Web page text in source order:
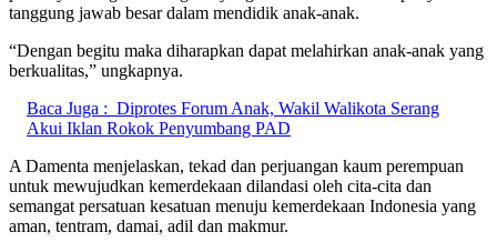
tanggung jawab besar dalam mendidik anak-anak.
“Dengan begitu maka diharapkan dapat melahirkan anak-anak yang
berkualitas,” ungkapnya.
Baca Juga : Diprotes Forum Anak, Wakil Walikota Serang
Akui Iklan Rokok Penyumbang PAD
A Damenta menjelaskan, tekad dan perjuangan kaum perempuan
untuk mewujudkan kemerdekaan dilandasi oleh cita-cita dan
semangat persatuan kesatuan menuju kemerdekaan Indonesia yang
aman, tentram, damai, adil dan makmur.